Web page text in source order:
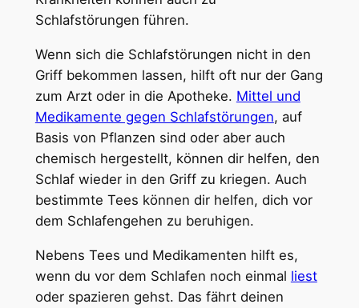
Schlafstörungen führen.
Wenn sich die Schlafstörungen nicht in den
Griff bekommen lassen, hilft oft nur der Gang
zum Arzt oder in die Apotheke. Mittel und
Medikamente gegen Schlafstörungen, auf
Basis von Pflanzen sind oder aber auch
chemisch hergestellt, können dir helfen, den
Schlaf wieder in den Griff zu kriegen. Auch
bestimmte Tees können dir helfen, dich vor
dem Schlafengehen zu beruhigen.
Nebens Tees und Medikamenten hilft es,
wenn du vor dem Schlafen noch einmal liest
oder spazieren gehst. Das fährt deinen